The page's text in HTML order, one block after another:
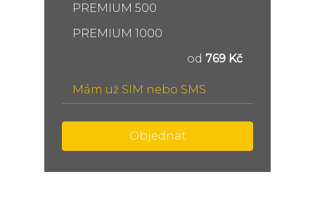
PREMIUM 500
PREMIUM 1000
od 769 Kč
Mám už SIM nebo SMS
Objednat